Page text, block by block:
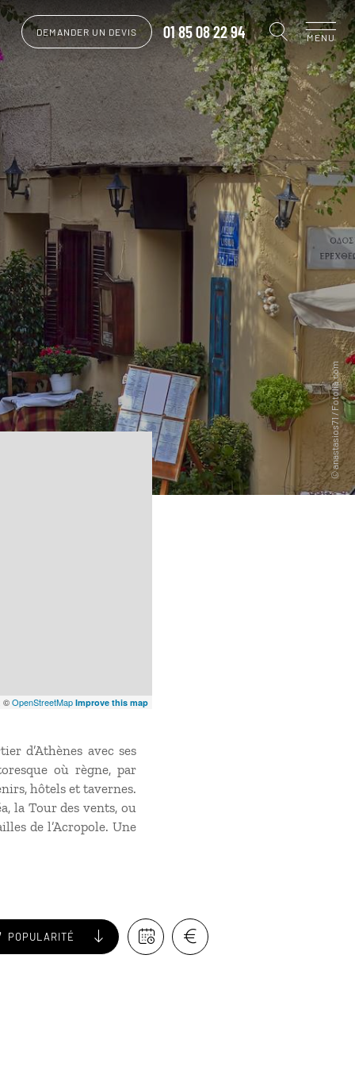
DEMANDER UN DEVIS 01 85 08 22 94 MENU
©OpenStreetMap Improve this map
d’Athènes avec ses
où règne, par
hôtels et tavernes.
la Tour des vents, ou
de l’Acropole. Une
POPULARITÉ